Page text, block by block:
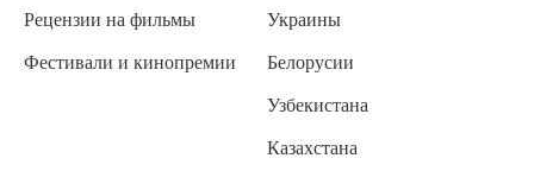
Рецензии на фильмы
Фестивали и кинопремии
Украины
Белорусии
Узбекистана
Казахстана